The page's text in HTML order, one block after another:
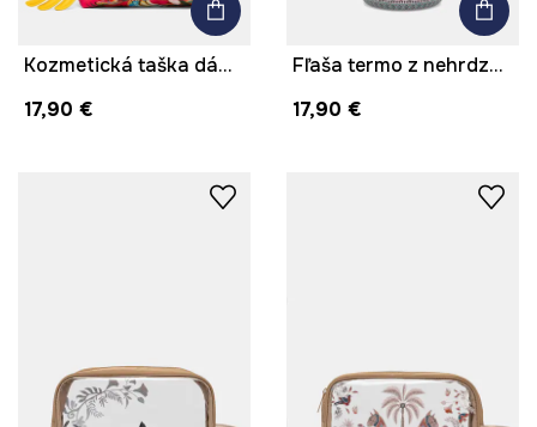
Kozmetická taška dámska s príveskom
17,90 €
Fľaša termo z nehrdzavejúcej ocele 500 ml
17,90 €